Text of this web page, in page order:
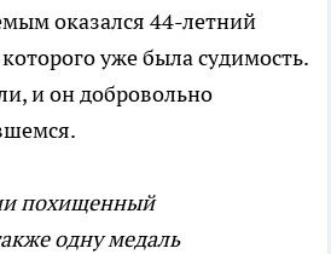
оказался 44-летний
уже была судимость.
и он добровольно
похищенный
одну медаль